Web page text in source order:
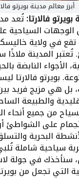
أبرز معالم مدينة بويرتو
فالارتا:تُعد
السياحية
في ولاية
المدينة ملاذًا
الأجواء النابضة
بويرتو فالارتا
هي مزيج فريد
والطبيعة
من جميع أنحاء
على الشواطئ
البحرية
سياحية شاملة
سنأخذك في جولة
التي تجعل من